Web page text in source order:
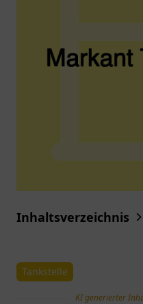
Inhaltsverzeichnis
Tankstelle
KI generierter